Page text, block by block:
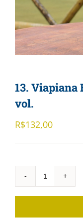
13. Viapiana
vol.
R$132,00
Viapiana
Brut